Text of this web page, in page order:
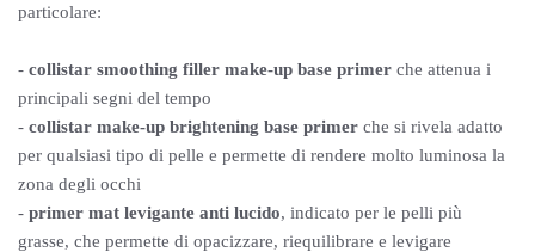
particolare:
- collistar smoothing filler make-up base primer che attenua i
principali segni del tempo
- collistar make-up brightening base primer che si rivela adatto
per qualsiasi tipo di pelle e permette di rendere molto luminosa la
zona degli occhi
- primer mat levigante anti lucido, indicato per le pelli più
grasse, che permette di opacizzare, riequilibrare e levigare